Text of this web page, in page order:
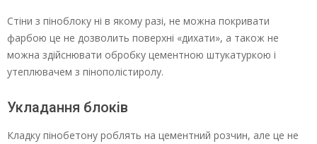
Стіни з піноблоку ні в якому разі, не можна покривати
фарбою це не дозволить поверхні «дихати», а також не
можна здійснювати обробку цементною штукатуркою і
утеплювачем з пінополістиролу.
Укладання блоків
Кладку пінобетону роблять на цементний розчин, але це не